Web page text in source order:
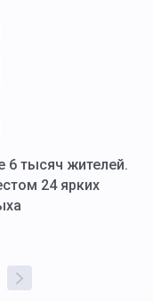
6 тысяч жителей.
24 ярких